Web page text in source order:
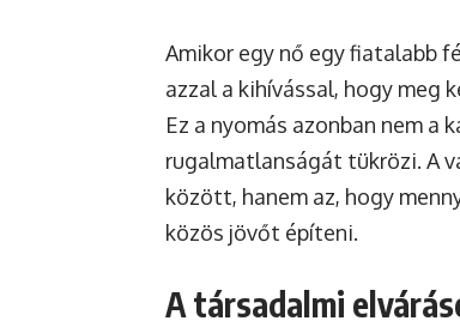
Amikor egy nő egy fiatalabb
azzal a kihívással, hogy meg
Ez a nyomás azonban nem
rugalmatlanságát tükrözi. A
között, hanem az, hogy
közös jövőt építeni.
A társadalmi